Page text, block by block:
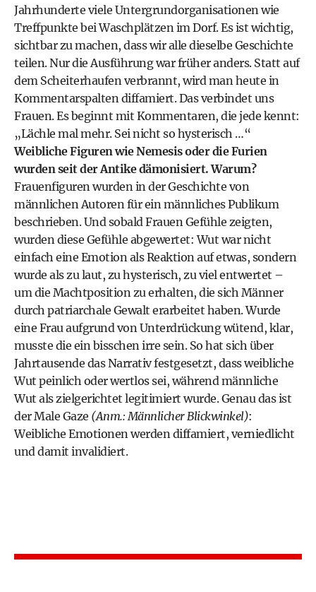
Jahrhunderte viele Untergrundorganisationen wie
Treffpunkte bei Waschplätzen im Dorf. Es ist wichtig,
sichtbar zu machen, dass wir alle dieselbe Geschichte
teilen. Nur die Ausführung war früher anders. Statt auf
dem Scheiterhaufen verbrannt, wird man heute in
Kommentarspalten diffamiert. Das verbindet uns
Frauen. Es beginnt mit Kommentaren, die jede kennt:
„Lächle mal mehr. Sei nicht so hysterisch …“
Weibliche Figuren wie Nemesis oder die Furien
wurden seit der Antike dämonisiert. Warum?
Frauenfiguren wurden in der Geschichte von
männlichen Autoren für ein männliches Publikum
beschrieben. Und sobald Frauen Gefühle zeigten,
wurden diese Gefühle abgewertet: Wut war nicht
einfach eine Emotion als Reaktion auf etwas, sondern
wurde als zu laut, zu hysterisch, zu viel entwertet –
um die Machtposition zu erhalten, die sich Männer
durch patriarchale Gewalt erarbeitet haben. Wurde
eine Frau aufgrund von Unterdrückung wütend, klar,
musste die ein bisschen irre sein. So hat sich über
Jahrtausende das Narrativ festgesetzt, dass weibliche
Wut peinlich oder wertlos sei, während männliche
Wut als zielgerichtet legitimiert wurde. Genau das ist
der Male Gaze (Anm.: Männlicher Blickwinkel):
Weibliche Emotionen werden diffamiert, verniedlicht
und damit invalidiert.